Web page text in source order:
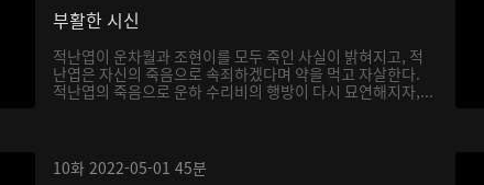
부활한 시신
적난엽이 운차월과 조현이를 모두 죽인 사실이 밝혀지고, 적
난엽은 자신의 죽음으로 속죄하겠다며 약을 먹고 자살한다.
적난엽의 죽음으로 운하 수리비의 행방이 다시 묘연해지자,...
10화 2022-05-01 45분